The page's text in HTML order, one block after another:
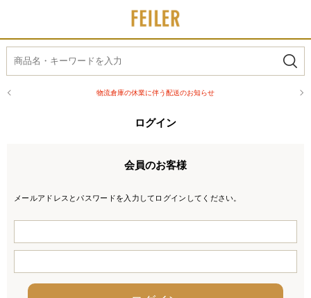
物流倉庫の休業に伴う配送のお知らせ
ログイン
会員のお客様
メールアドレスとパスワードを入力してログインしてください。